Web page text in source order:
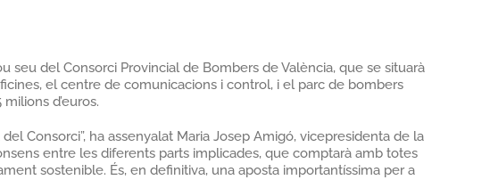
del Consorci Provincial de Bombers de València, que se situarà
el centre de comunicacions i control, i el parc de bombers
d’euros.
Consorci”, ha assenyalat Maria Josep Amigó, vicepresidenta de la
entre les diferents parts implicades, que comptarà amb totes
sostenible. És, en definitiva, una aposta importantíssima per a